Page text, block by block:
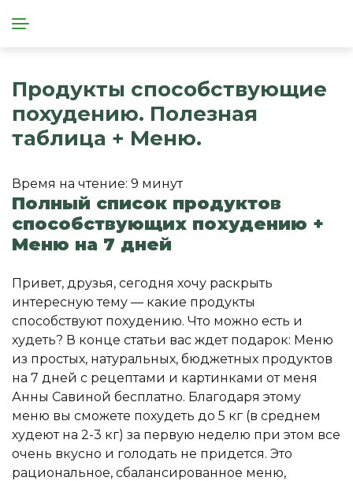
Продукты способствующие
похудению. Полезная
таблица + Меню.
Время на чтение: 9 минут
Полный список продуктов
способствующих похудению +
Меню на 7 дней
Привет, друзья, сегодня хочу раскрыть
интересную тему — какие продукты
способствуют похудению. Что можно есть и
худеть? В конце статьи вас ждет подарок: Меню
из простых, натуральных, бюджетных продуктов
на 7 дней с рецептами и картинками от меня
Анны Савиной бесплатно. Благодаря этому
меню вы сможете похудеть до 5 кг (в среднем
худеют на 2-3 кг) за первую неделю при этом все
очень вкусно и голодать не придется. Это
рациональное, сбалансированное меню,